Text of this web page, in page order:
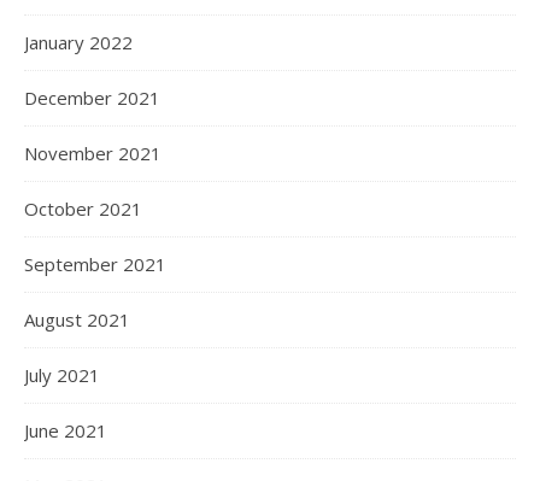
January 2022
December 2021
November 2021
October 2021
September 2021
August 2021
July 2021
June 2021